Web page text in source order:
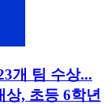
개 팀 수상...
, 초등 6학년